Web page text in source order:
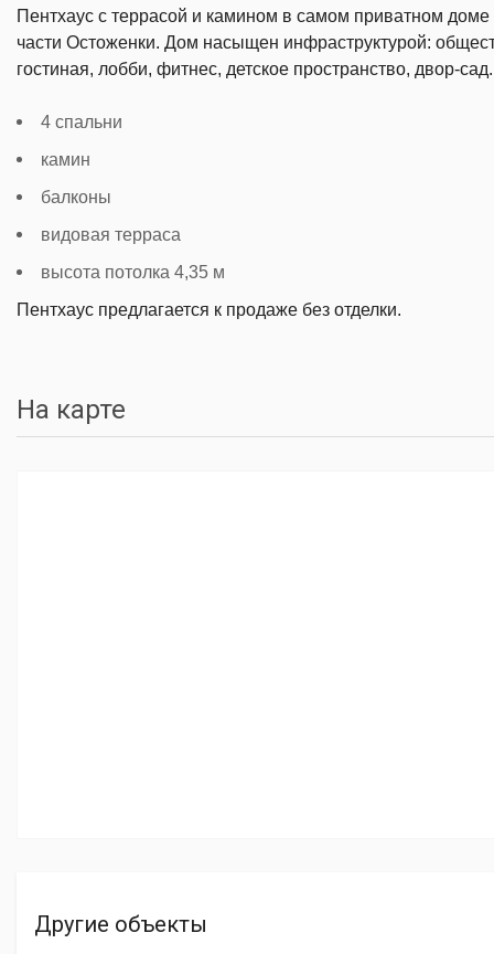
Пентхаус с террасой и камином в самом приватном
части Остоженки. Дом насыщен инфраструктурой:
гостиная, лобби, фитнес, детское пространство, двор-сад.
4 спальни
камин
балконы
видовая терраса
высота потолка 4,35 м
Пентхаус предлагается к продаже без отделки.
На карте
Другие объекты